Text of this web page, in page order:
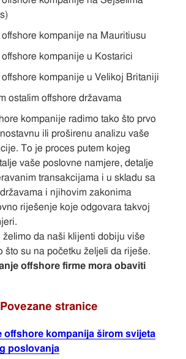
kompanije na Mauritiusu
kompanije u Kostarici
kompanije u Velikoj Britaniji
ostalim offshore državama
kompanije radimo tako što prvo
ili proširenu analizu vaše
To je proces putem kojeg
vaše poslovne namjere, detalje
transakcijama i u skladu sa
i njihovim zakonima
riješenje koje odgovara takvoj
želimo da naši klijenti dobiju više
što su na početku željeli da riješe.
offshore firme mora obaviti
Povezane stranice
offshore kompanija širom svijeta
poslovanja